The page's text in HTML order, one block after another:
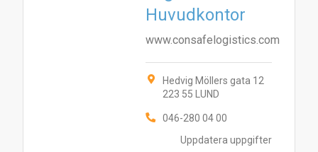
Uppdatera uppgifter
Huvudkontor
www.consafelogistics.com
Hedvig Möllers gata 12
223 55 LUND
046-280 04 00